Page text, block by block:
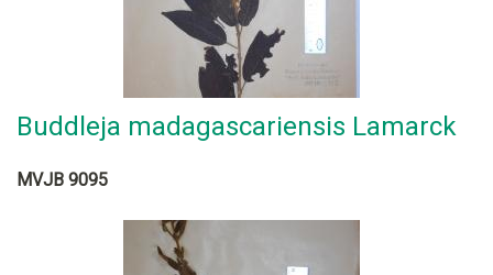
Buddleja madagascariensis Lamarck
MVJB 9095